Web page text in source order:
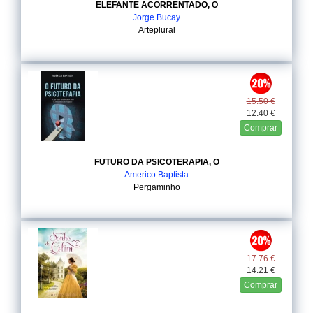
ELEFANTE ACORRENTADO, O
Jorge Bucay
Arteplural
15.50 €
12.40 €
Comprar
FUTURO DA PSICOTERAPIA, O
Americo Baptista
Pergaminho
17.76 €
14.21 €
Comprar